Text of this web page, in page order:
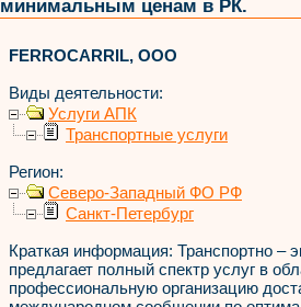
минимальным ценам в РК.
FERROCARRIL, ООО
Виды деятельности:
Услуги АПК
Транспортные услуги
Регион:
Северо-Западный ФО РФ
Санкт-Петербург
Краткая информация: Транспортно –
предлагает полный спектр услуг в
профессиональную организацию